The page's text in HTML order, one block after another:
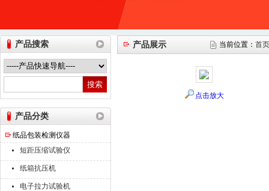
山东德瑞克仪器股份有限公司
产品搜索
产品分类
纸品包装检测仪器
短距压缩试验仪
纸箱抗压机
电子拉力试验机
产品展示 当前位置： 首页
点击放大